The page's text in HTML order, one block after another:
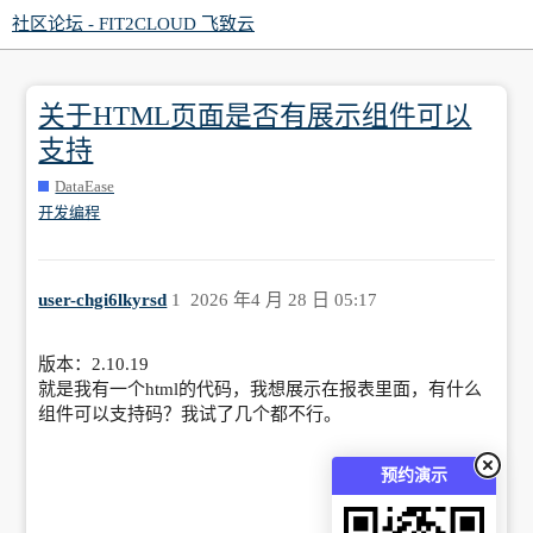
预约演示
社区论坛 - FIT2CLOUD 飞致云
关于HTML页面是否有展示组件可以
支持
DataEase
开发编程
user-chgi6lkyrsd 2026 年4 月 28 日 05:17
1
版本：2.10.19
就是我有一个html的代码，我想展示在报表里面，有什么
组件可以支持码？我试了几个都不行。